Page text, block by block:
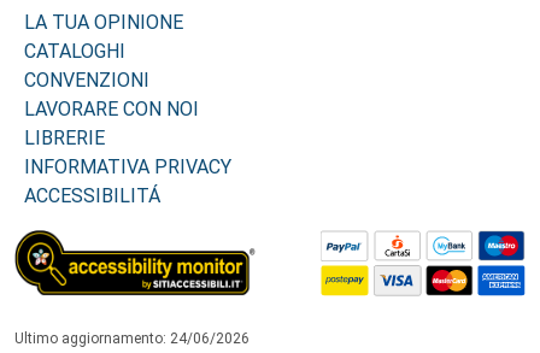
LA TUA OPINIONE
CATALOGHI
CONVENZIONI
LAVORARE CON NOI
LIBRERIE
INFORMATIVA PRIVACY
ACCESSIBILITÁ
Ultimo aggiornamento: 24/06/2026